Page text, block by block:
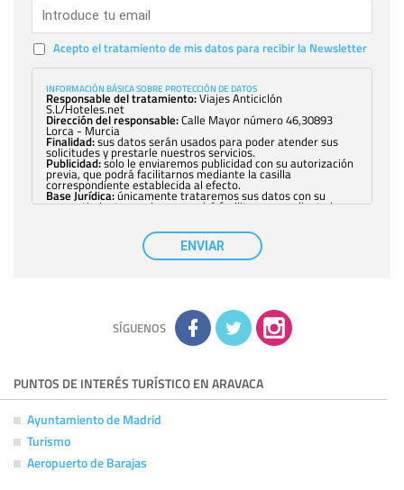
Acepto el tratamiento de mis datos para recibir la Newsletter
INFORMACIÓN BÁSICA SOBRE PROTECCIÓN DE DATOS
Responsable del tratamiento:Viajes Anticiclón
S.L/Hoteles.net
Dirección del responsable:Calle Mayor número 46,30893
Lorca - Murcia
Finalidad:sus datos serán usados para poder atender sus
solicitudes y prestarle nuestros servicios.
Publicidad:solo le enviaremos publicidad con su autorización
previa, que podrá facilitarnos mediante la casilla
correspondiente establecida al efecto.
Base Jurídica:únicamente trataremos sus datos con su
consentimiento previo, que podrá facilitarnos mediante la
con carácter general, sólo el personal de
nuestra entidad que esté debidamente autorizado podrá
tener conocimiento de la información que le pedimos. No se
comunicarán datos a terceros.
adicional y detallada sobre cómo tratamos sus datos en la
política de privacidad
ENVIAR
SÍGUENOS
PUNTOS DE INTERÉS TURÍSTICO EN ARAVACA
Ayuntamiento de Madrid
Turismo
Aeropuerto de Barajas